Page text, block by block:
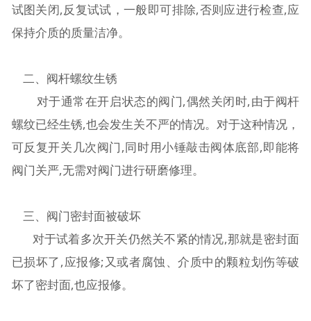
试图关闭,反复试试，一般即可排除,否则应进行检查,应
保持介质的质量洁净。
二、阀杆螺纹生锈
对于通常在开启状态的阀门,偶然关闭时,由于阀杆
螺纹已经生锈,也会发生关不严的情况。对于这种情况，
可反复开关几次阀门,同时用小锤敲击阀体底部,即能将
阀门关严,无需对阀门进行研磨修理。
三、阀门密封面被破坏
对于试着多次开关仍然关不紧的情况,那就是密封面
已损坏了,应报修;又或者腐蚀、介质中的颗粒划伤等破
坏了密封面,也应报修。